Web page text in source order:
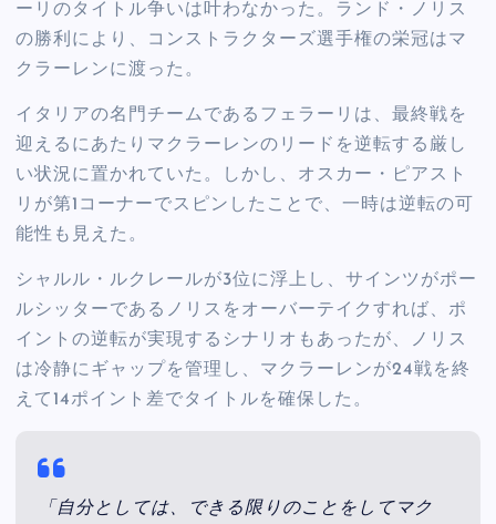
ーリのタイトル争いは叶わなかった。ランド・ノリス
の勝利により、コンストラクターズ選手権の栄冠はマ
クラーレンに渡った。
イタリアの名門チームであるフェラーリは、最終戦を
迎えるにあたりマクラーレンのリードを逆転する厳し
い状況に置かれていた。しかし、オスカー・ピアスト
リが第1コーナーでスピンしたことで、一時は逆転の可
能性も見えた。
シャルル・ルクレールが3位に浮上し、サインツがポー
ルシッターであるノリスをオーバーテイクすれば、ポ
イントの逆転が実現するシナリオもあったが、ノリス
は冷静にギャップを管理し、マクラーレンが24戦を終
えて14ポイント差でタイトルを確保した。
「自分としては、できる限りのことをしてマク